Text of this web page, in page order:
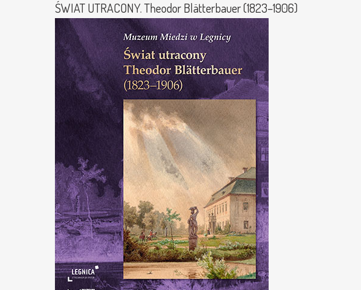
ŚWIAT UTRACONY. Theodor Blätterbauer (1823–1906)